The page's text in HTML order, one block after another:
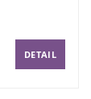
DETAIL